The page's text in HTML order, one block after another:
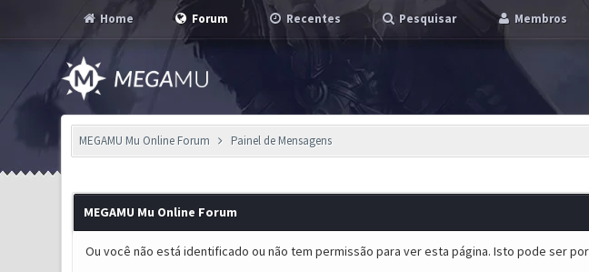
Home Forum Recentes Pesquisar Membros
MEGAMU Mu Online Forum Painel de Mensagens
MEGAMU Mu Online Forum
Ou você não está identificado ou não tem permissão para ver esta página. Isto pode ser